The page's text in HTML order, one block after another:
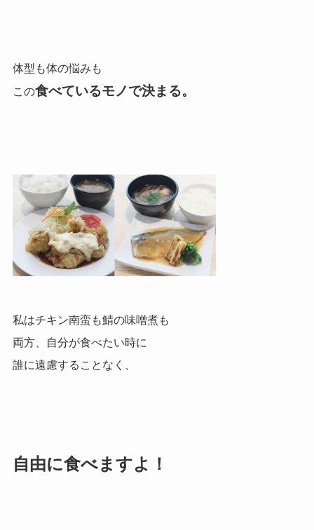
体型も体の悩みも
この食べているモノで決まる。
私はチキン南蛮も鯖の味噌煮も
両方、自分が食べたい時に
誰に遠慮することなく、
自由に食べますよ！